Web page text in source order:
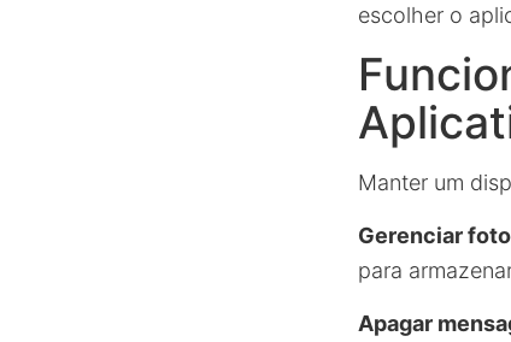
escolher o
Manter um
Gerenciar
para
Apagar